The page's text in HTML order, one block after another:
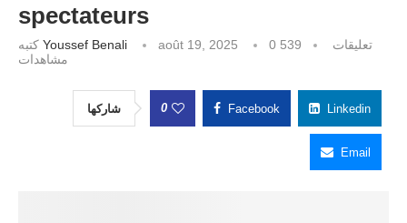
spectateurs
Youssef Benali août 19, 2025 0 تعليقات
539
مشاهدات
شاركها 0 Facebook Linkedin
Email